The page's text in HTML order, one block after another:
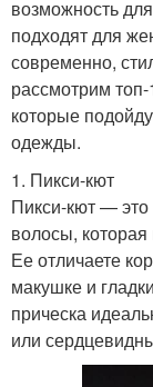
возможность
подходят для
современно,
рассмотрим
которые
одежды.
1. Пикси-кют
Пикси-кют — это
волосы,
Ее отличаете
макушке и
прическа
или